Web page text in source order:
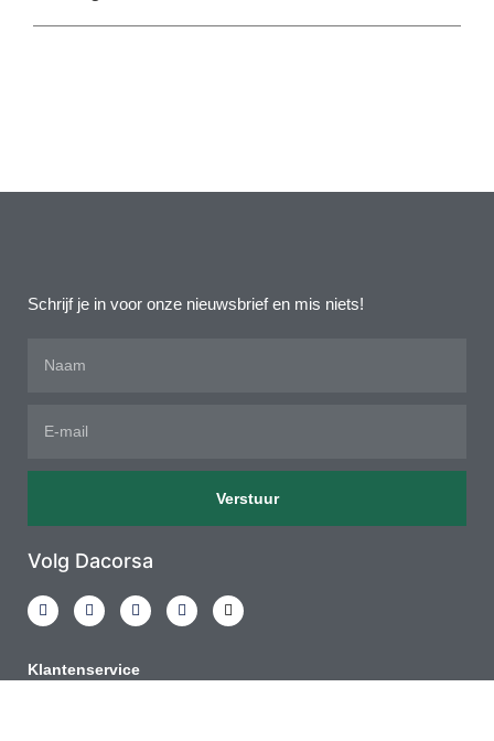
Schrijf je in voor onze nieuwsbrief en mis niets!
Verstuur
Volg Dacorsa
Klantenservice